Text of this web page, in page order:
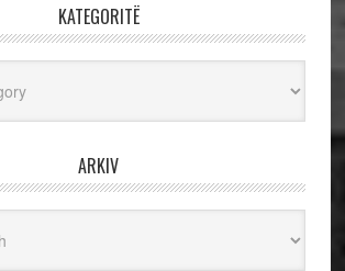
KATEGORITË
ARKIV